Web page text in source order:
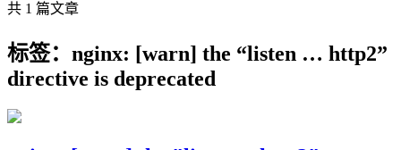
共 1 篇文章
标签：nginx: [warn] the “listen … http2”
directive is deprecated